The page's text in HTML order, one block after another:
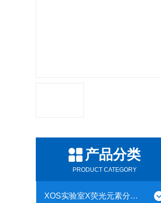
产品分类
PRODUCT CATEGORY
XOS实验室X荧光元素分析仪